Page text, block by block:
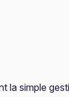
simple